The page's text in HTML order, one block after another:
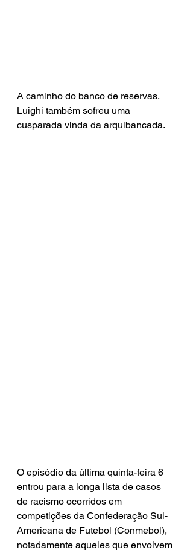
A caminho do banco de reservas,
Luighi também sofreu uma
cusparada vinda da arquibancada.
O episódio da última quinta-feira 6
entrou para a longa lista de casos
de racismo ocorridos em
competições da Confederação Sul-
Americana de Futebol (Conmebol),
notadamente aqueles que envolvem